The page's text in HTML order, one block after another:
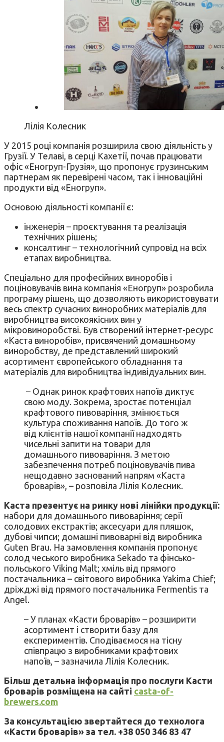
Лілія Колесник
У 2015 році компанія розширила свою діяльність у
Грузії. У Телаві, в серці Кахетії, почав працювати
офіс «Еногруп-Грузія», що пропонує грузинським
партнерам як перевірені часом, так і інноваційні
продукти від «Еногруп».
Основою діяльності компанії є:
інженерія – проєктування та реалізація
технічних рішень;
консалтинг – технологічний супровід на всіх
етапах виробництва.
Спеціально для професійних виноробів і
поціновувачів вина компанія «Еногруп» розробила
програму рішень, що дозволяють використовувати
весь спектр сучасних виноробних матеріалів для
виробництва високоякісних вин у
мікровиноробстві. Був створений інтернет-ресурс
«Каста виноробів», присвячений домашньому
виноробству, де представлений широкий
асортимент європейського обладнання та
матеріалів для виробництва індивідуальних вин.
– Однак ринок крафтових напоїв диктує
свою моду. Зокрема, зростає потенціал
крафтового пивоваріння, змінюється
культура споживання напоїв. До того ж
від клієнтів нашої компанії надходять
чисельні запити на товари для
домашнього пивоваріння. З метою
забезпечення потреб поціновувачів пива
нещодавно заснований напрям «Каста
броварів», – розповіла Лілія Колесник.
Каста презентує на ринку нові лінійки продукції:
набори для домашнього пивоваріння; серії
солодових екстрактів; аксесуари для пляшок,
дубові чипси; домашні пивоварні від виробника
Guten Brau. На замовлення компанія пропонує
солод чеського виробника Sekado та фінсько-
польського Viking Malt; хміль від прямого
постачальника – світового виробника Yakima Chief;
дріжджі від прямого постачальника Fermentis та
Аngel.
– У планах «Касти броварів» – розширити
асортимент і створити базу для
експериментів. Сподіваємося на тісну
співпрацю з виробниками крафтових
напоїв, – зазначила Лілія Колесник.
Більш детальна інформація про послуги Касти
броварів розміщена на сайті сasta-of-
brewers.com
За консультацією звертайтеся до технолога
«Касти броварів» за тел. +38 050 346 83 47